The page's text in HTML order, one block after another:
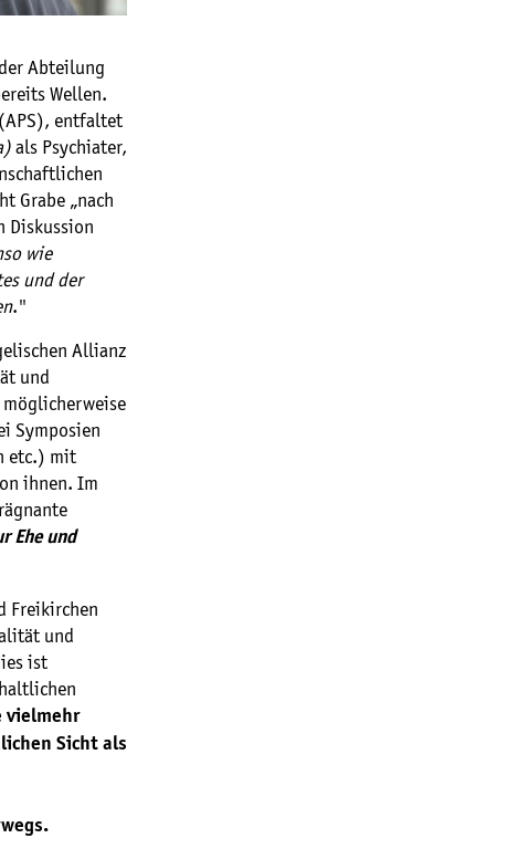
Abteilung
Wellen.
entfaltet
als Psychiater,
Grabe „nach
Diskussion
wie
und der
."
Allianz
und
Symposien
etc.) mit
ihnen. Im
Ehe und
Freikirchen
und
ist
vielmehr
Sicht als